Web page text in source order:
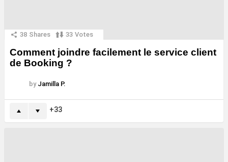
38 Shares 33 Votes
Comment joindre facilement le service client
de Booking ?
by Jamilla P.
33